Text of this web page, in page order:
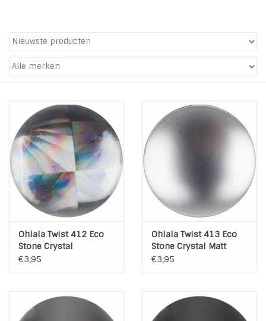
LIFESTYLE PRODUCTEN
SALE
Blog
Ohlala Twist 412 Eco
Stone Crystal
€3,95
Ohlala Twist 413 Eco
Stone Crystal Matt
€3,95